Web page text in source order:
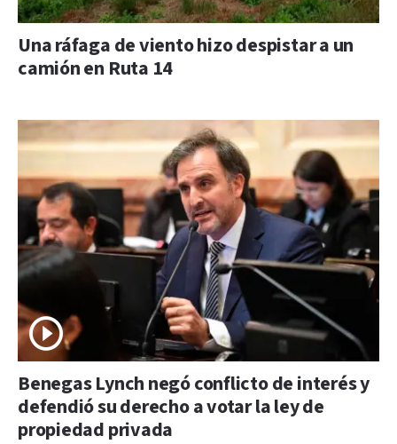
Una ráfaga de viento hizo despistar a un
camión en Ruta 14
Benegas Lynch negó conflicto de interés y
defendió su derecho a votar la ley de
propiedad privada